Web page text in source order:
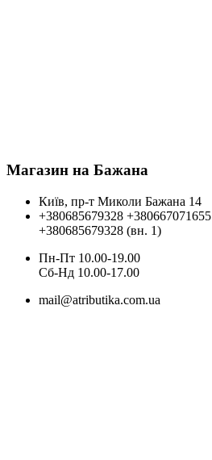
Магазин на Бажана
Київ, пр-т Миколи Бажана 14
+380685679328 +380667071655
+380685679328 (вн. 1)
Пн-Пт 10.00-19.00
Cб-Нд 10.00-17.00
mail@atributika.com.ua